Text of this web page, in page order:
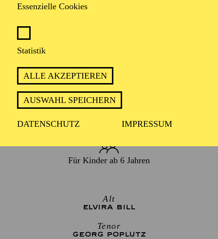
Essenzielle Cookies
Statistik
ALLE AKZEPTIEREN
AUSWAHL SPEICHERN
DATENSCHUTZ IMPRESSUM
TERMIN
Samstag 26. Dezember 2026
1 Stunde, keine Pause
Für Kinder ab 6 Jahren
Alt
ELVIRA BILL
Tenor
GEORG POPLUTZ